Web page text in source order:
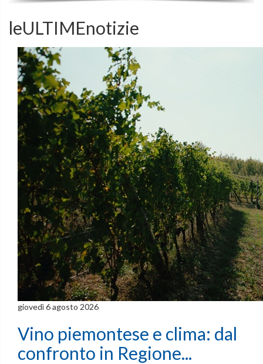
leULTIMEnotizie
giovedì 6 agosto 2026
Vino piemontese e clima: dal
confronto in Regione...